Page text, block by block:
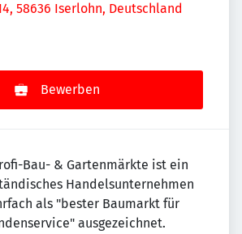
58636 Iserlohn, Deutschland
Bewerben
Bau- & Gartenmärkte ist ein
Handelsunternehmen
als "bester Baumarkt für
ausgezeichnet.